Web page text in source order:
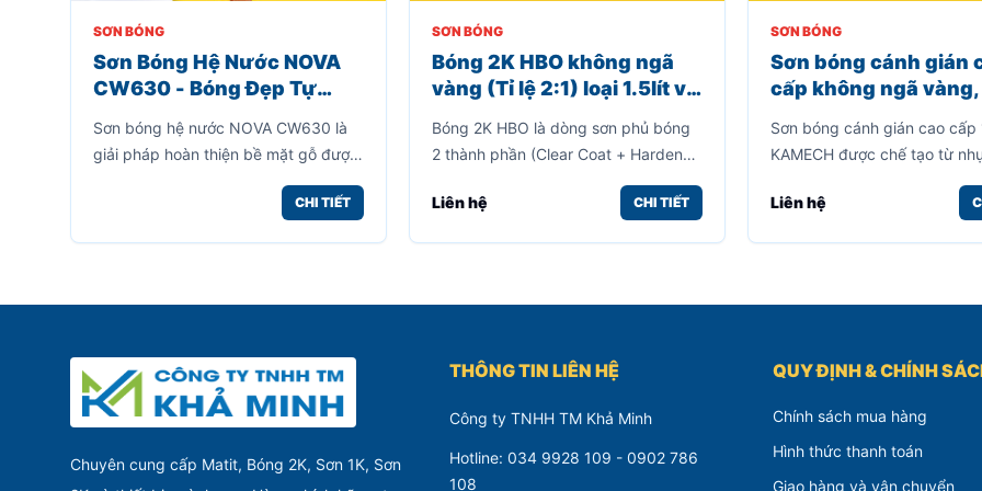
SƠN BÓNG
Sơn Bóng Hệ Nước NOVA
CW630 - Bóng Đẹp Tự
Cho Người Sử Dụng
Sơn bóng hệ nước NOVA CW630 là
giải pháp hoàn thiện bề mặt gỗ được
tạo độ bóng cao, trong suốt và bảo
CHI TIẾT
SƠN BÓNG
Bóng 2K HBO không ngã
vàng (Tỉ lệ 2:1) loại 1.5lít và
Bóng 2K HBO là dòng sơn phủ bóng
2 thành phần (Clear Coat + Hardener)
xe máy. Sản phẩm được thiết kế với
Liên hệ CHI TIẾT
SƠN BÓNG
Sơn bóng cánh gián
cấp không ngã vàng,
(800gr)
Sơn bóng cánh gián cao cấp
KAMECH được chế tạo từ
làm từ gỗ, mây tre, kim loại,
Liên hệ
Chuyên cung cấp Matit, Bóng 2K, Sơn 1K, Sơn
THÔNG TIN LIÊN HỆ
Công ty TNHH TM Khả Minh
Hotline: 034 9928 109 - 0902 786
108
QUY ĐỊNH & CHÍNH
Chính sách mua hàng
Hình thức thanh toán
Giao hàng và vận chuyển